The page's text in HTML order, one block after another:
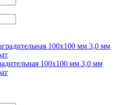
100х100 мм 3,0 мм